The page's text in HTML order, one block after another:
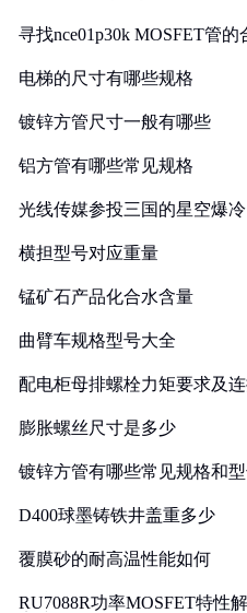
寻找nce01p30k MOSFET管
电梯的尺寸有哪些规格
镀锌方管尺寸一般有哪些
铝方管有哪些常见规格
光线传媒参投三国的星空爆冷
横担型号对应重量
锰矿石产品化合水含量
曲臂车规格型号大全
配电柜母排螺栓力矩要求及
膨胀螺丝尺寸是多少
镀锌方管有哪些常见规格和
D400球墨铸铁井盖重多少
覆膜砂的耐高温性能如何
RU7088R功率MOSFET特性